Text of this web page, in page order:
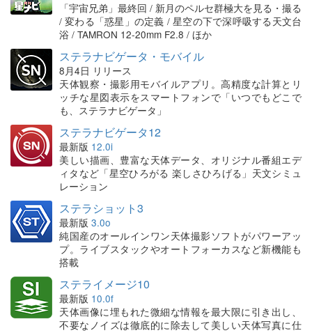
「宇宙兄弟」最終回 / 新月のペルセ群極大を見る・撮る
/ 変わる「惑星」の定義 / 星空の下で深呼吸する天文台
浴 / TAMRON 12-20mm F2.8 / ほか
ステラナビゲータ・モバイル
8月4日 リリース
天体観察・撮影用モバイルアプリ。高精度な計算とリ
ッチな星図表示をスマートフォンで「いつでもどこで
も、ステラナビゲータ」
ステラナビゲータ12
最新版 12.0i
美しい描画、豊富な天体データ、オリジナル番組エデ
ィタなど「星空ひろがる 楽しさひろげる」天文シミュ
レーション
ステラショット3
最新版 3.0o
純国産のオールインワン天体撮影ソフトがパワーアッ
プ。ライブスタックやオートフォーカスなど新機能も
搭載
ステライメージ10
最新版 10.0f
天体画像に埋もれた微細な情報を最大限に引き出し、
不要なノイズは徹底的に除去して美しい天体写真に仕